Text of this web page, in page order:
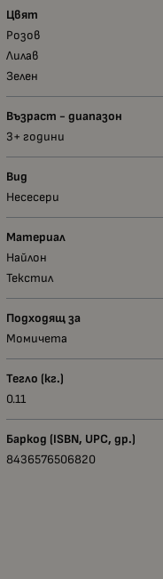
Цвят
Розов
Лилав
Зелен
Възраст - диапазон
3+ години
Вид
Несесери
Материал
Найлон
Текстил
Подходящ за
Момичета
Тегло (кг.)
0.11
Баркод (ISBN, UPC, др.)
8436576506820